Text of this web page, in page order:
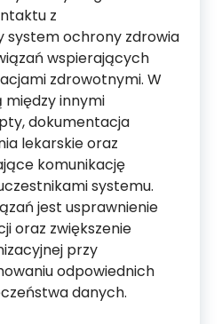
z
system ochrony zdrowia
wspierających
zdrowotnymi. W
między innymi
dokumentacja
lekarskie oraz
komunikację
systemu.
jest usprawnienie
oraz zwiększenie
przy
odpowiednich
danych.